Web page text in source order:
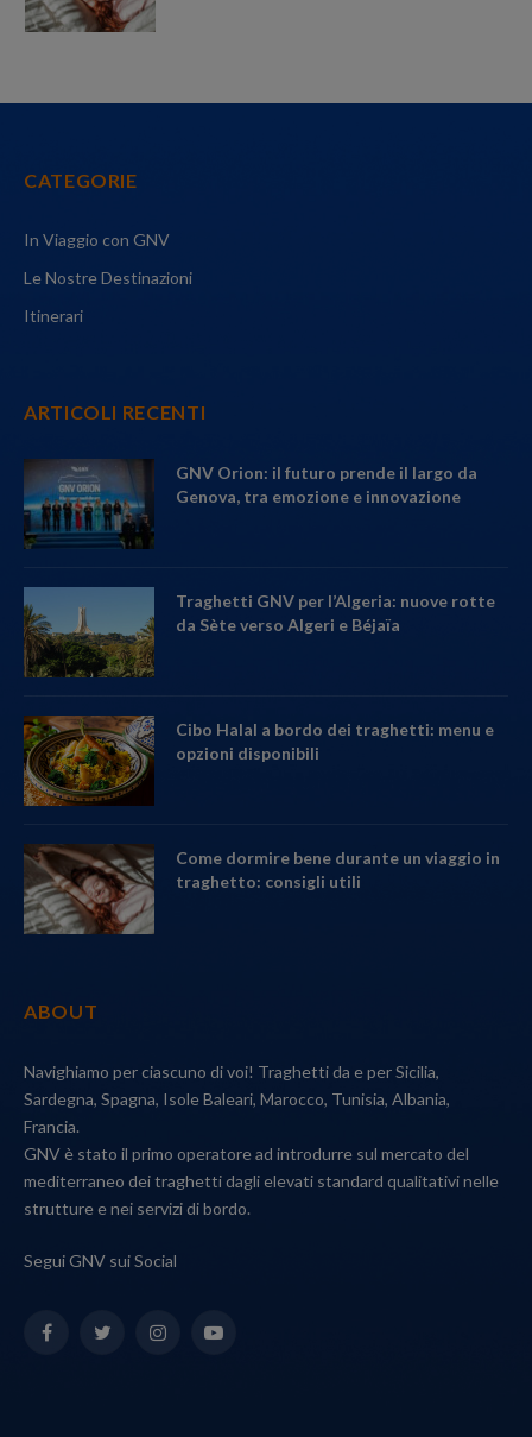
CATEGORIE
In Viaggio con GNV
Le Nostre Destinazioni
Itinerari
ARTICOLI RECENTI
GNV Orion: il futuro prende il largo da
Genova, tra emozione e innovazione
Traghetti GNV per l’Algeria: nuove rotte
da Sète verso Algeri e Béjaïa
Cibo Halal a bordo dei traghetti: menu e
opzioni disponibili
Come dormire bene durante un viaggio in
traghetto: consigli utili
ABOUT
Navighiamo per ciascuno di voi! Traghetti da e per Sicilia,
Sardegna, Spagna, Isole Baleari, Marocco, Tunisia, Albania,
Francia.
GNV è stato il primo operatore ad introdurre sul mercato del
mediterraneo dei traghetti dagli elevati standard qualitativi nelle
strutture e nei servizi di bordo.
Segui GNV sui Social
FacebookTwitterInstagramYouTube